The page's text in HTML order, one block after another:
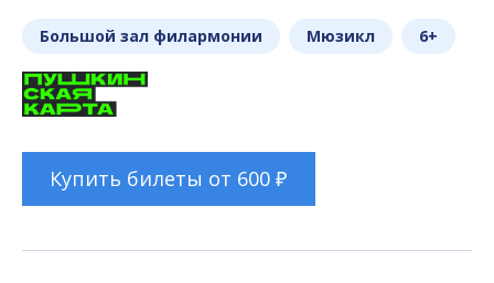
Большой зал филармонии Мюзикл 6+
Купить билеты от 600 ₽